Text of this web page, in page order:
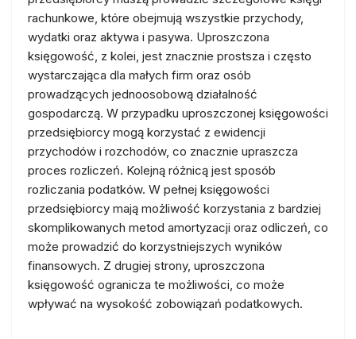
rachunkowe, które obejmują wszystkie przychody,
wydatki oraz aktywa i pasywa. Uproszczona
księgowość, z kolei, jest znacznie prostsza i często
wystarczająca dla małych firm oraz osób
prowadzących jednoosobową działalność
gospodarczą. W przypadku uproszczonej księgowości
przedsiębiorcy mogą korzystać z ewidencji
przychodów i rozchodów, co znacznie upraszcza
proces rozliczeń. Kolejną różnicą jest sposób
rozliczania podatków. W pełnej księgowości
przedsiębiorcy mają możliwość korzystania z bardziej
skomplikowanych metod amortyzacji oraz odliczeń, co
może prowadzić do korzystniejszych wyników
finansowych. Z drugiej strony, uproszczona
księgowość ogranicza te możliwości, co może
wpływać na wysokość zobowiązań podatkowych.